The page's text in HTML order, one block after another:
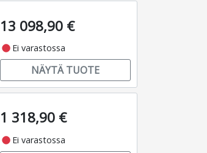
13 098,90 €
fiber_manual_record Ei varastossa
NÄYTÄ TUOTE
1 318,90 €
fiber_manual_record Ei varastossa